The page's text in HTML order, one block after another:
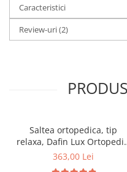
Caracteristici
Review-uri(2)
Saltea ortopedica, tip
relaxa, Dafin Lux
90x200x21cm, fermitate
363,00 Lei